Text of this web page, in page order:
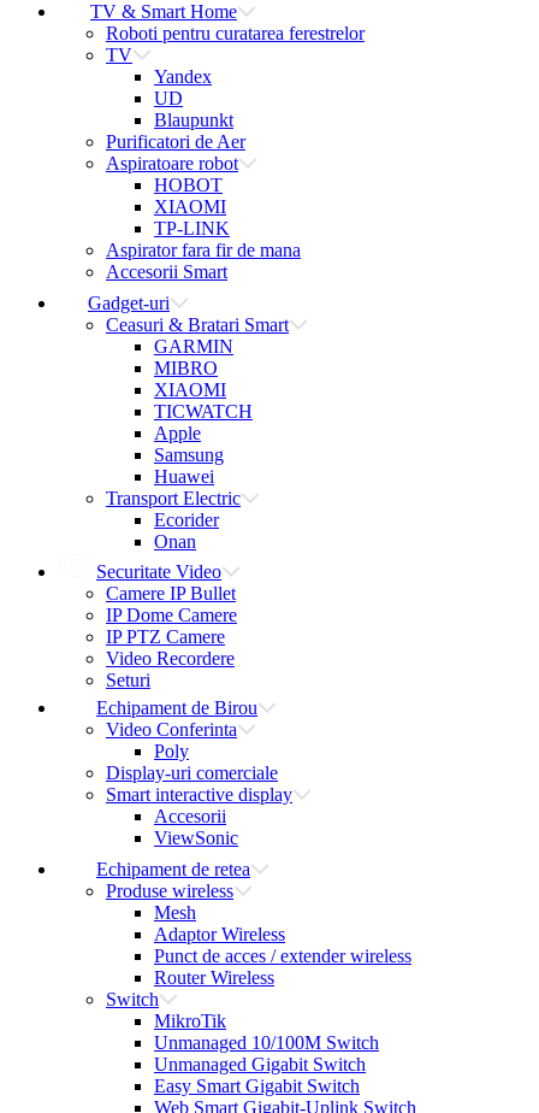
TV & Smart Home
Roboti pentru curatarea ferestrelor
TV
Yandex
UD
Blaupunkt
Purificatori de Aer
Aspiratoare robot
HOBOT
XIAOMI
TP-LINK
Aspirator fara fir de mana
Accesorii Smart
Gadget-uri
Ceasuri & Bratari Smart
GARMIN
MIBRO
XIAOMI
TICWATCH
Apple
Samsung
Huawei
Transport Electric
Ecorider
Onan
Securitate Video
Camere IP Bullet
IP Dome Camere
IP PTZ Camere
Video Recordere
Seturi
Echipament de Birou
Video Conferinta
Poly
Display-uri comerciale
Smart interactive display
Accesorii
ViewSonic
Echipament de retea
Produse wireless
Mesh
Adaptor Wireless
Punct de acces / extender wireless
Router Wireless
Switch
MikroTik
Unmanaged 10/100M Switch
Unmanaged Gigabit Switch
Easy Smart Gigabit Switch
Web Smart Gigabit-Uplink Switch